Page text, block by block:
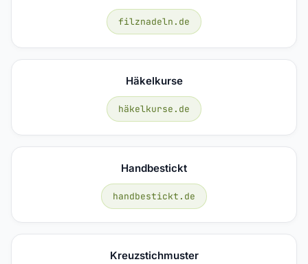
filznadeln.de
Häkelkurse
häkelkurse.de
Handbestickt
handbestickt.de
Kreuzstichmuster